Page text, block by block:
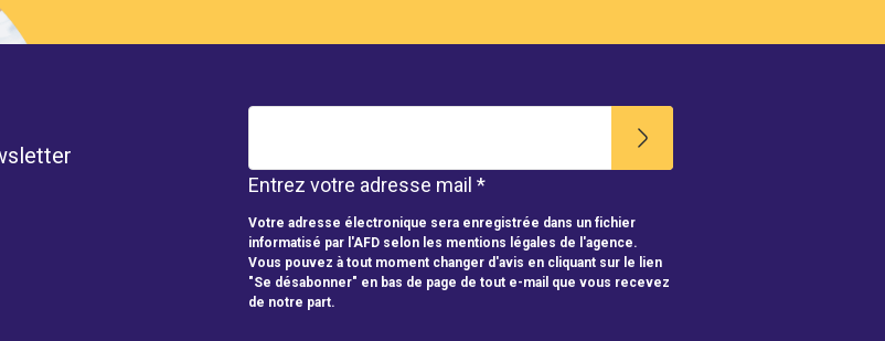
Entrez votre adresse mail *
Votre adresse électronique sera enregistrée dans un fichier
informatisé par l'AFD selon les mentions légales de l'agence.
Vous pouvez à tout moment changer d'avis en cliquant sur le lien
"Se désabonner" en bas de page de tout e-mail que vous recevez
de notre part.